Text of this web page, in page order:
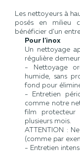
Les nettoyeurs à
posés en milieu
bénéficier d’un
Pour l'inox
Un nettoyage
régulière
- Nettoyage
humide, sans
fond pour
- Entretien
comme notre
film protecteur
plusieurs mois.
ATTENTION :
(comme par
- Entretien